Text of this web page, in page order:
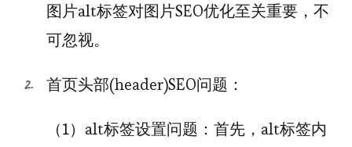
图片alt标签对图片SEO优化至关重要，不
可忽视。
首页头部(header)SEO问题：
（1）alt标签设置问题：首先，alt标签内